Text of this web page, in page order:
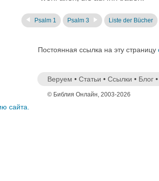
Psalm 1 Psalm 3 Liste der Bücher
Постоянная ссылка на эту страницу
Веруем • Статьи • Ссылки • Блог •
© Библия Онлайн, 2003-2026
сайта.